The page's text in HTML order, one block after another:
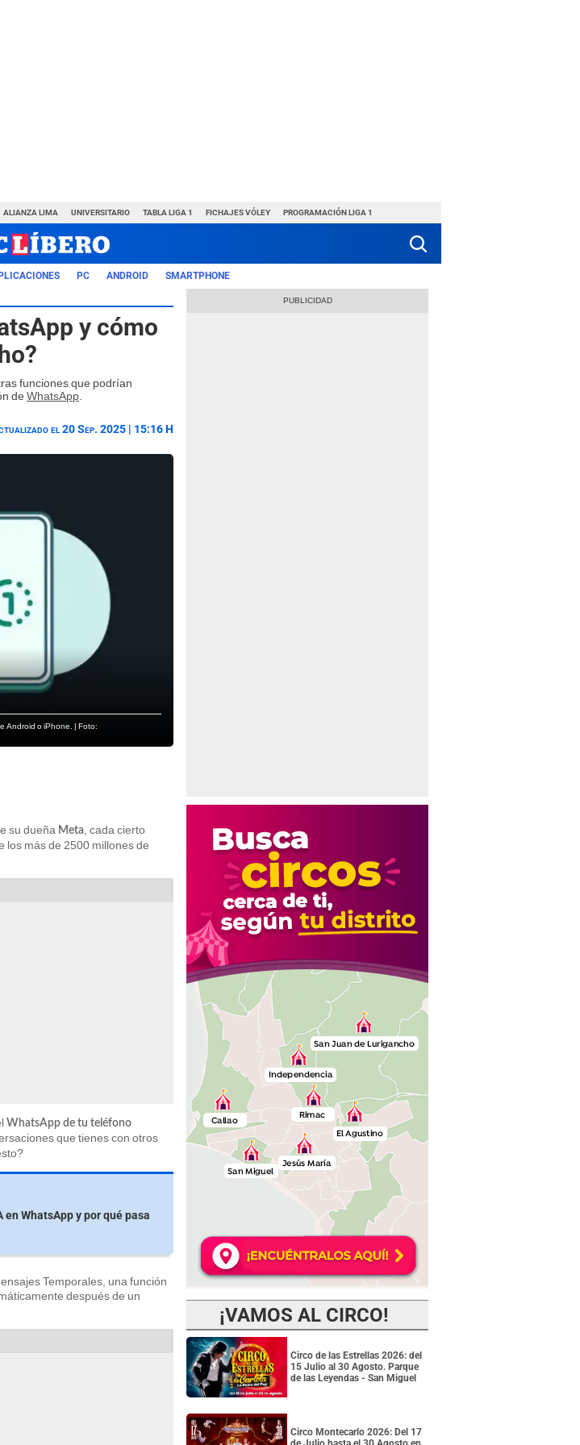
ALIANZA LIMA UNIVERSITARIO TABLA LIGA 1 FICHAJES VÓLEY PROGRAMACIÓN LIGA 1
PC ANDROID SMARTPHONE
y cómo
funciones que podrían
de WhatsApp
el 20 Sep. 2025 | 15:16 H
Android o iPhone. | Foto:
su dueña Meta , cada cierto
los más de 2500 millones de
WhatsApp de tu teléfono
que tienes con otros
en WhatsApp y por qué pasa
Temporales, una función
después de un
¡VAMOS AL CIRCO!
Circo de las Estrellas 2026: del
15 Julio al 30 Agosto. Parque
de las Leyendas - San Miguel
Circo Montecarlo 2026: Del 17